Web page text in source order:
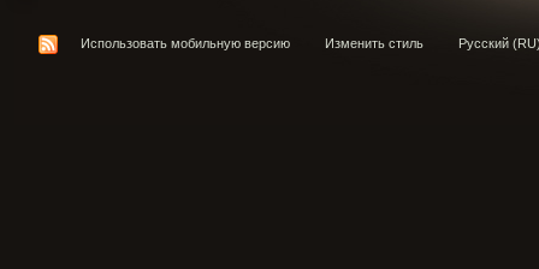
Использовать мобильную версию Изменить стиль Русский